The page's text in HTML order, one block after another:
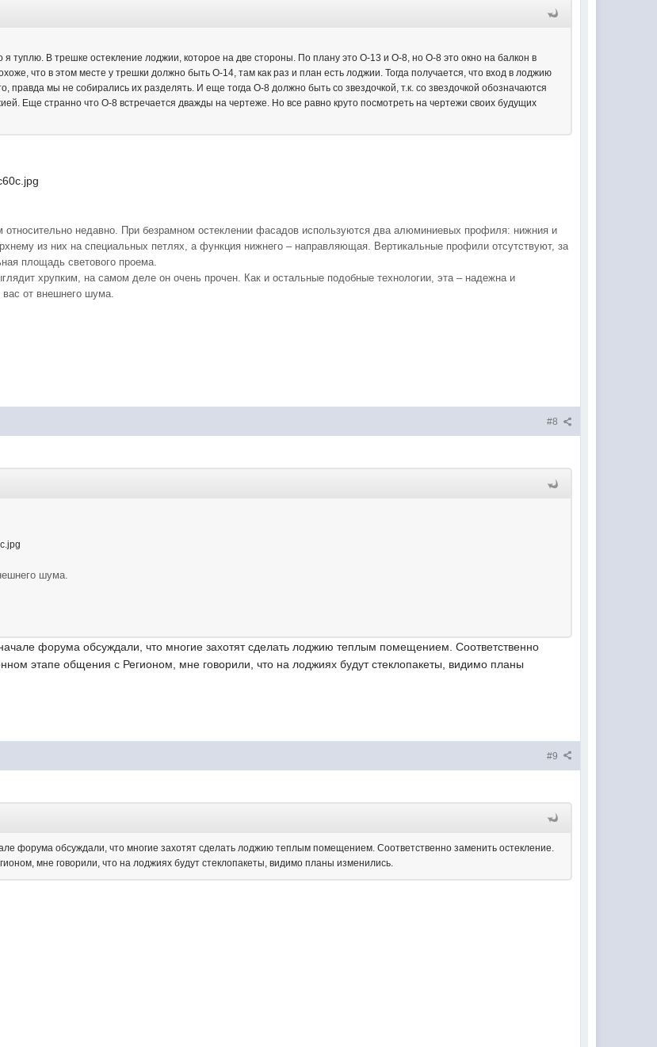
я туплю. В трешке остекление лоджии, которое на две стороны. По плану это О-13 и О-8, но О-8 это окно на балкон в
что в этом месте у трешки должно быть О-14, там как раз и план есть лоджии. Тогда получается, что вход в лоджию
правда мы не собирались их разделять. И еще тогда О-8 должно быть со звездочкой, т.к. со звездочкой обозначаются
Еще странно что О-8 встречается дважды на чертеже. Но все равно круто посмотреть на чертежи своих будущих
относительно недавно. При безрамном остеклении фасадов используются два алюминиевых профиля: нижния и
из них на специальных петлях, а функция нижнего – направляющая. Вертикальные профили отсутствуют, за
площадь светового проема.
хрупким, на самом деле он очень прочен. Как и остальные подобные технологии, эта – надежна и
от внешнего шума.
#8
шума.
форума обсуждали, что многие захотят сделать лоджию теплым помещением. Соответственно
этапе общения с Регионом, мне говорили, что на лоджиях будут стеклопакеты, видимо планы
#9
форума обсуждали, что многие захотят сделать лоджию теплым помещением. Соответственно заменить остекление.
мне говорили, что на лоджиях будут стеклопакеты, видимо планы изменились.